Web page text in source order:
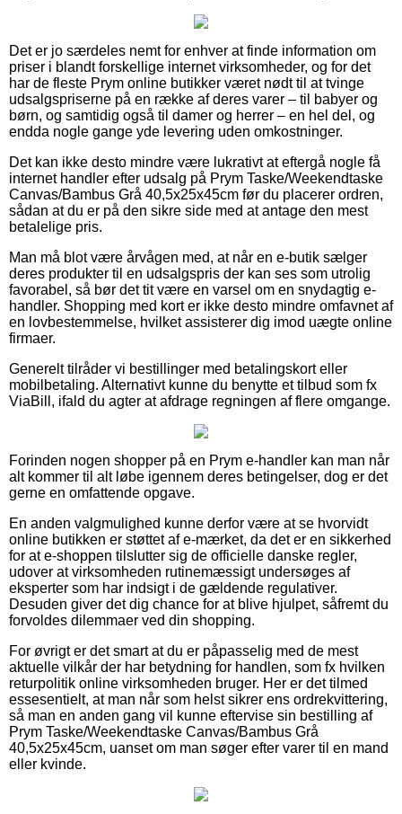
Det er jo særdeles nemt for enhver at finde information om
priser i blandt forskellige internet virksomheder, og for det
har de fleste Prym online butikker været nødt til at tvinge
udsalgspriserne på en række af deres varer – til babyer og
børn, og samtidig også til damer og herrer – en hel del, og
endda nogle gange yde levering uden omkostninger.
Det kan ikke desto mindre være lukrativt at eftergå nogle få
internet handler efter udsalg på Prym Taske/Weekendtaske
Canvas/Bambus Grå 40,5x25x45cm før du placerer ordren,
sådan at du er på den sikre side med at antage den mest
betalelige pris.
Man må blot være årvågen med, at når en e-butik sælger
deres produkter til en udsalgspris der kan ses som utrolig
favorabel, så bør det tit være en varsel om en snydagtig e-
handler. Shopping med kort er ikke desto mindre omfavnet af
en lovbestemmelse, hvilket assisterer dig imod uægte online
firmaer.
Generelt tilråder vi bestillinger med betalingskort eller
mobilbetaling. Alternativt kunne du benytte et tilbud som fx
ViaBill, ifald du agter at afdrage regningen af flere omgange.
Forinden nogen shopper på en Prym e-handler kan man når
alt kommer til alt løbe igennem deres betingelser, dog er det
gerne en omfattende opgave.
En anden valgmulighed kunne derfor være at se hvorvidt
online butikken er støttet af e-mærket, da det er en sikkerhed
for at e-shoppen tilslutter sig de officielle danske regler,
udover at virksomheden rutinemæssigt undersøges af
eksperter som har indsigt i de gældende regulativer.
Desuden giver det dig chance for at blive hjulpet, såfremt du
forvoldes dilemmaer ved din shopping.
For øvrigt er det smart at du er påpasselig med de mest
aktuelle vilkår der har betydning for handlen, som fx hvilken
returpolitik online virksomheden bruger. Her er det tilmed
essesentielt, at man når som helst sikrer ens ordrekvittering,
så man en anden gang vil kunne eftervise sin bestilling af
Prym Taske/Weekendtaske Canvas/Bambus Grå
40,5x25x45cm, uanset om man søger efter varer til en mand
eller kvinde.